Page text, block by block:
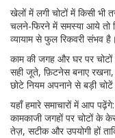
खेलों में लगी चोटों में किसी भी
चलने-फिरने में समस्या आये तो
व्यायाम से फुल रिकवरी संभव है।
काम की जगह और घर पर
सही जूते, फ़िटनेस बनाए रखना,
छोटे नियम अपनाने से बड़ी
यहाँ हमारे समाचारों में आप
कामकाजी जगहों पर चोटों
तेज़, सटीक और उपयोगी हों